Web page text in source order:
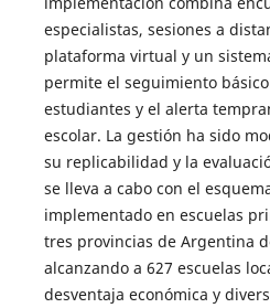
especialistas, sesiones a
plataforma virtual y un
permite el seguimiento
estudiantes y el alerta
escolar. La gestión ha sido
su replicabilidad y la
se lleva a cabo con el
implementado en escuelas
tres provincias de Argentina
alcanzando a 627 escuelas
desventaja económica y